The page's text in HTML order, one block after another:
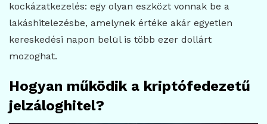
kockázatkezelés: egy olyan eszközt vonnak be a
lakáshitelezésbe, amelynek értéke akár egyetlen
kereskedési napon belül is több ezer dollárt
mozoghat.
Hogyan működik a kriptófedezetű
jelzáloghitel?